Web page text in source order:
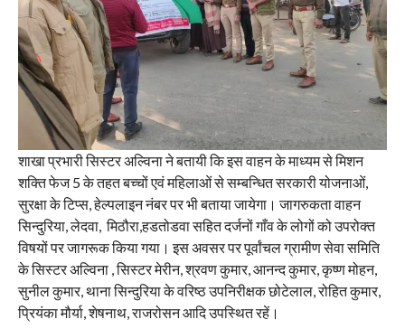
शाखा प्रभारी सिस्टर अल्विना ने बतायी कि इस वाहन के माध्यम से मिशन
शक्ति फेज 5 के तहत बच्चों एवं महिलाओं से सम्बन्धित सरकारी योजनाओं,
सुरक्षा के टिप्स, हेल्पलाइन नंबर पर भी बताया जायेगा। जागरुकता वाहन
सिन्दुरिया, लेदवा, मिठौरा,हडतोडवा सहित दर्जनों गाँव के लोगों को उपरोक्त
विषयों पर जागरूक किया गया। इस अवसर पर पूर्वांचल ग्रामीण सेवा समिति
के सिस्टर अल्विना , सिस्टर मेरीन, श्रवण कुमार, आनन्द कुमार, कृष्ण मोहन,
सुनील कुमार, थाना सिन्दुरिया के वरिष्ठ उपनिरीक्षक छोटेलाल, रोहित कुमार,
प्रियंका मौर्या, शेषनाथ, राजरोसन आदि उपस्थित रहें।